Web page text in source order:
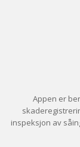
Appen er
inspeksjon av